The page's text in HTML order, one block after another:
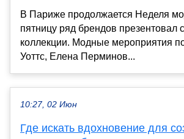
В Париже продолжается Неделя
пятницу ряд брендов презентовал
коллекции. Модные мероприятия
Уоттс, Елена Перминов...
10:27, 02 Июн
Где искать вдохновение для